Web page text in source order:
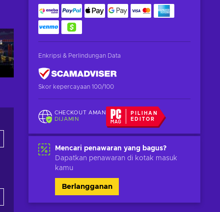
Enkripsi & Perlindungan Data
Skor kepercayaan 100/100
CHECKOUT AMAN
DIJAMIN
PILIHAN
EDITOR
Mencari penawaran yang bagus?
Dapatkan penawaran di kotak masuk
kamu
Berlangganan